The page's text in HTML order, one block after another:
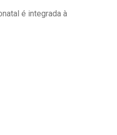
de Nutrição para
é integrada à